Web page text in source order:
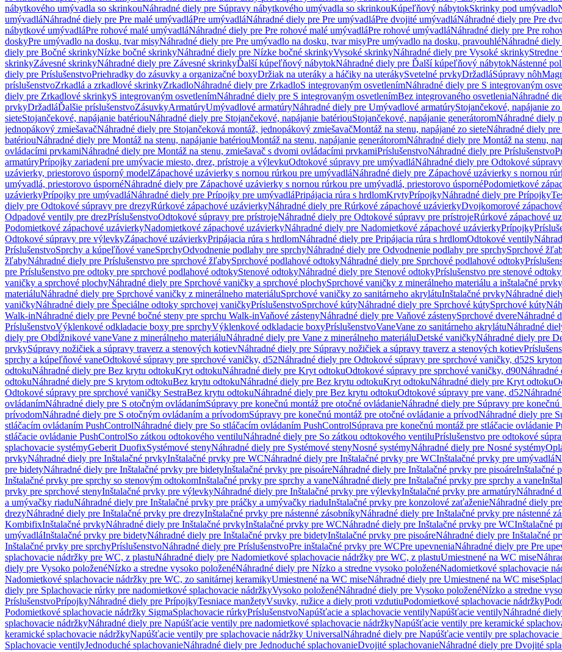
nábytkového umývadla so skrinkouNáhradné diely pre Súpravy nábytkového umývadla so skrinkouKúpeľňový nábytokSkrinky pod umývadlo
umývadláNáhradné diely pre Pre malé umývadláPre umývadláNáhradné diely pre Pre umývadláPre dvojité umývadláNáhradné diely pre Pre
nábytkové umývadláPre rohové malé umývadláNáhradné diely pre Pre rohové malé umývadláPre rohové umývadláNáhradné diely pre Pre
doskyPre umývadlo na dosku, tvar misyNáhradné diely pre Pre umývadlo na dosku, tvar misyPre umývadlo na dosku, pravouhléNáhradné
diely pre Bočné skrinkyNízke bočné skrinkyNáhradné diely pre Nízke bočné skrinkyVysoké skrinkyNáhradné diely pre Vysoké skrinky
skrinkyZávesné skrinkyNáhradné diely pre Závesné skrinkyĎalší kúpeľňový nábytokNáhradné diely pre Ďalší kúpeľňový nábytokNástenné
diely pre PríslušenstvoPriehradky do zásuvky a organizačné boxyDržiak na uteráky a háčiky na uterákySvetelné prvkyDržadláSúpravy nôh
príslušenstvoZrkadlá a zrkadlové skrinkyZrkadloNáhradné diely pre ZrkadloS integrovaným osvetlenímNáhradné diely pre S integrovaným
diely pre Zrkadlové skrinkyS integrovaným osvetlenímNáhradné diely pre S integrovaným osvetlenímBez integrovaného osvetleniaNáhradné
prvkyDržadláĎalšie príslušenstvoZásuvkyArmatúryUmývadlové armatúryNáhradné diely pre Umývadlové armatúryStojančekové, napájanie zo
sieteStojančekové, napájanie batériouNáhradné diely pre Stojančekové, napájanie batériouStojančekové, napájanie generátoromNáhradné diely
jednopákový zmiešavačNáhradné diely pre Stojančeková montáž, jednopákový zmiešavačMontáž na stenu, napájané zo sieteNáhradné diely pre
batériouNáhradné diely pre Montáž na stenu, napájanie batériouMontáž na stenu, napájanie generátoromNáhradné diely pre Montáž na stenu,
ovládacími prvkamiNáhradné diely pre Montáž na stenu, zmiešavač s dvomi ovládacími prvkamiPríslušenstvoNáhradné diely pre Príslušenstvo
armatúryPrípojky zariadení pre umývacie miesto, drez, prístroje a výlevkuOdtokové súpravy pre umývadláNáhradné diely pre Odtokové
uzávierky, priestorovo úsporný modelZápachové uzávierky s nornou rúrkou pre umývadláNáhradné diely pre Zápachové uzávierky s nornou
umývadlá, priestorovo úspornéNáhradné diely pre Zápachové uzávierky s nornou rúrkou pre umývadlá, priestorovo úspornéPodomietkové
uzávierkyPrípojky pre umývadláNáhradné diely pre Prípojky pre umývadláPripájacia rúra s hrdlomKrytyPrípojkyNáhradné diely pre Prípojky
diely pre Odtokové súpravy pre drezyRúrkové zápachové uzávierkyNáhradné diely pre Rúrkové zápachové uzávierkyDvojkomorové
Odpadové ventily pre drezPríslušenstvoOdtokové súpravy pre prístrojeNáhradné diely pre Odtokové súpravy pre prístrojeRúrkové zápachové
Podomietkové zápachové uzávierkyNadomietkové zápachové uzávierkyNáhradné diely pre Nadomietkové zápachové uzávierkyPrípojky
Odtokové súpravy pre výlevkyZápachové uzávierkyPripájacia rúra s hrdlomNáhradné diely pre Pripájacia rúra s hrdlomOdtokové ventily
PríslušenstvoSprchy a kúpeľňové vaneSprchyOdvodnenie podlahy pre sprchyNáhradné diely pre Odvodnenie podlahy pre sprchySprchové
žľabyNáhradné diely pre Príslušenstvo pre sprchové žľabySprchové podlahové odtokyNáhradné diely pre Sprchové podlahové odtoky
pre Príslušenstvo pre odtoky pre sprchové podlahové odtokyStenové odtokyNáhradné diely pre Stenové odtokyPríslušenstvo pre stenové odtoky
vaničky a sprchové plochyNáhradné diely pre Sprchové vaničky a sprchové plochySprchové vaničky z minerálneho materiálu a inštalačné
materiáluNáhradné diely pre Sprchové vaničky z minerálneho materiáluSprchové vaničky zo sanitárneho akrylátuInštalačné prvkyNáhradné
vaničkyNáhradné diely pre Špeciálne odtoky sprchovej vaničkyPríslušenstvoSprchové kútyNáhradné diely pre Sprchové kútySprchové kúty
Walk-inNáhradné diely pre Pevné bočné steny pre sprchu Walk-inVaňové zástenyNáhradné diely pre Vaňové zástenySprchové dvereNáhradné
PríslušenstvoVýklenkové odkladacie boxy pre sprchyVýklenkové odkladacie boxyPríslušenstvoVaneVane zo sanitárneho akrylátuNáhradné
diely pre Obdĺžnikové vaneVane z minerálneho materiáluNáhradné diely pre Vane z minerálneho materiáluDetské vaničkyNáhradné diely pre
prvkySúpravy nožičiek a súpravy traverz a stenových kotievNáhradné diely pre Súpravy nožičiek a súpravy traverz a stenových kotiev
sprchy a kúpeľňové vaneOdtokové súpravy pre sprchové vaničky, d52Náhradné diely pre Odtokové súpravy pre sprchové vaničky, d52S
odtokuNáhradné diely pre Bez krytu odtokuKryt odtokuNáhradné diely pre Kryt odtokuOdtokové súpravy pre sprchové vaničky, d90Náhradné
odtokuNáhradné diely pre S krytom odtokuBez krytu odtokuNáhradné diely pre Bez krytu odtokuKryt odtokuNáhradné diely pre Kryt odtoku
Odtokové súpravy pre sprchové vaničky SestraBez krytu odtokuNáhradné diely pre Bez krytu odtokuOdtokové súpravy pre vane, d52
ovládanímNáhradné diely pre S otočným ovládanímSúpravy pre konečnú montáž pre otočné ovládanieNáhradné diely pre Súpravy pre
prívodomNáhradné diely pre S otočným ovládaním a prívodomSúpravy pre konečnú montáž pre otočné ovládanie a prívodNáhradné diely pre
stláčacím ovládaním PushControlNáhradné diely pre So stláčacím ovládaním PushControlSúprava pre konečnú montáž pre stláčacie ovládanie
stláčacie ovládanie PushControlSo zátkou odtokového ventiluNáhradné diely pre So zátkou odtokového ventiluPríslušenstvo pre odtokové
splachovacie systémyGeberit DuofixSystémové stenyNáhradné diely pre Systémové stenyNosné systémyNáhradné diely pre Nosné systémy
prvkyNáhradné diely pre Inštalačné prvkyInštalačné prvky pre WCNáhradné diely pre Inštalačné prvky pre WCInštalačné prvky pre umývadlá
pre bidetyNáhradné diely pre Inštalačné prvky pre bidetyInštalačné prvky pre pisoáreNáhradné diely pre Inštalačné prvky pre pisoáreInštalačné
Inštalačné prvky pre sprchy so stenovým odtokomInštalačné prvky pre sprchy a vaneNáhradné diely pre Inštalačné prvky pre sprchy a vane
prvky pre sprchové stenyInštalačné prvky pre výlevkyNáhradné diely pre Inštalačné prvky pre výlevkyInštalačné prvky pre armatúryNáhradné
a umývačky riaduNáhradné diely pre Inštalačné prvky pre práčky a umývačky riaduInštalačné prvky pre konzolové zaťaženieNáhradné diely
drezyNáhradné diely pre Inštalačné prvky pre drezyInštalačné prvky pre nástenné zásobníkyNáhradné diely pre Inštalačné prvky pre nástenné
KombifixInštalačné prvkyNáhradné diely pre Inštalačné prvkyInštalačné prvky pre WCNáhradné diely pre Inštalačné prvky pre WCInštalačné
umývadláInštalačné prvky pre bidetyNáhradné diely pre Inštalačné prvky pre bidetyInštalačné prvky pre pisoáreNáhradné diely pre Inštalačné
Inštalačné prvky pre sprchyPríslušenstvoNáhradné diely pre PríslušenstvoPre inštalačné prvky pre WCPre upevneniaNáhradné diely pre Pre
splachovacie nádržky pre WC, z plastuNáhradné diely pre Nadomietkové splachovacie nádržky pre WC, z plastuUmiestnené na WC mise
diely pre Vysoko položenéNízko a stredne vysoko položenéNáhradné diely pre Nízko a stredne vysoko položenéNadomietkové splachovacie
Nadomietkové splachovacie nádržky pre WC, zo sanitárnej keramikyUmiestnené na WC miseNáhradné diely pre Umiestnené na WC mise
diely pre Splachovacie rúrky pre nadomietkové splachovacie nádržkyVysoko položenéNáhradné diely pre Vysoko položenéNízko a stredne
PríslušenstvoPrípojkyNáhradné diely pre PrípojkyTesniace manžetyVsuvky, ružice a diely proti vzdutiuPodomietkové splachovacie nádržky
Podomietkové splachovacie nádržky SigmaSplachovacie rúrkyPríslušenstvoNapúšťacie a splachovacie ventilyNapúšťacie ventilyNáhradné
splachovacie nádržkyNáhradné diely pre Napúšťacie ventily pre nadomietkové splachovacie nádržkyNapúšťacie ventily pre keramické
keramické splachovacie nádržkyNapúšťacie ventily pre splachovacie nádržky UniversalNáhradné diely pre Napúšťacie ventily pre
Splachovacie ventilyJednoduché splachovanieNáhradné diely pre Jednoduché splachovanieDvojité splachovanieNáhradné diely pre Dvojité